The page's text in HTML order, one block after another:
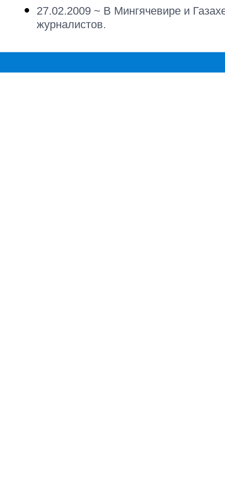
27.02.2009 ~ В Мингячевире и
журналистов.